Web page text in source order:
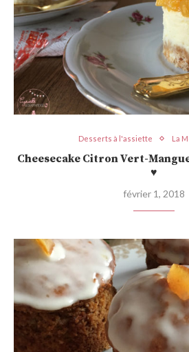
Desserts à l'assiette La
Cheesecake Citron Vert-
♥
février 1, 2018